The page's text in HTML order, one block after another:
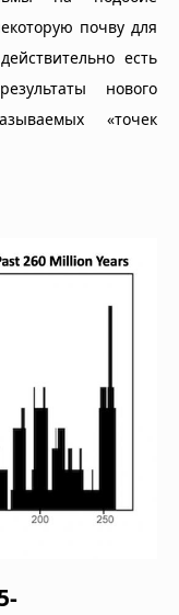
почву для
есть
нового
«точек